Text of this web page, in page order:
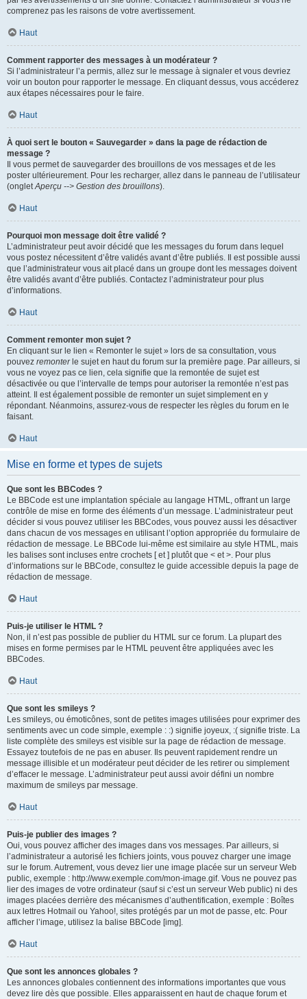
comprenez pas les raisons de votre avertissement.
Haut
Comment rapporter des messages à un modérateur ?
Si l’administrateur l’a permis, allez sur le message à signaler et vous devriez
voir un bouton pour rapporter le message. En cliquant dessus, vous accéderez
aux étapes nécessaires pour le faire.
Haut
À quoi sert le bouton « Sauvegarder » dans la page de rédaction de
message ?
Il vous permet de sauvegarder des brouillons de vos messages et de les
poster ultérieurement. Pour les recharger, allez dans le panneau de l’utilisateur
(ongletAperçu --> Gestion des brouillons).
Haut
Pourquoi mon message doit être validé ?
L’administrateur peut avoir décidé que les messages du forum dans lequel
vous postez nécessitent d’être validés avant d’être publiés. Il est possible aussi
que l’administrateur vous ait placé dans un groupe dont les messages doivent
être validés avant d’être publiés. Contactez l’administrateur pour plus
d’informations.
Haut
Comment remonter mon sujet ?
En cliquant sur le lien « Remonter le sujet » lors de sa consultation, vous
pouvez remonterle sujet en haut du forum sur la première page. Par ailleurs, si
vous ne voyez pas ce lien, cela signifie que la remontée de sujet est
désactivée ou que l’intervalle de temps pour autoriser la remontée n’est pas
atteint. Il est également possible de remonter un sujet simplement en y
répondant. Néanmoins, assurez-vous de respecter les règles du forum en le
faisant.
Haut
Mise en forme et types de sujets
Que sont les BBCodes ?
Le BBCode est une implantation spéciale au langage HTML, offrant un large
contrôle de mise en forme des éléments d’un message. L’administrateur peut
décider si vous pouvez utiliser les BBCodes, vous pouvez aussi les désactiver
dans chacun de vos messages en utilisant l’option appropriée du formulaire de
rédaction de message. Le BBCode lui-même est similaire au style HTML, mais
les balises sont incluses entre crochets [ et ] plutôt que < et >. Pour plus
d’informations sur le BBCode, consultez le guide accessible depuis la page de
rédaction de message.
Haut
Puis-je utiliser le HTML ?
Non, il n’est pas possible de publier du HTML sur ce forum. La plupart des
mises en forme permises par le HTML peuvent être appliquées avec les
BBCodes.
Haut
Que sont les smileys ?
Les smileys, ou émoticônes, sont de petites images utilisées pour exprimer des
sentiments avec un code simple, exemple : :) signifie joyeux, :( signifie triste. La
liste complète des smileys est visible sur la page de rédaction de message.
Essayez toutefois de ne pas en abuser. Ils peuvent rapidement rendre un
message illisible et un modérateur peut décider de les retirer ou simplement
d’effacer le message. L’administrateur peut aussi avoir défini un nombre
maximum de smileys par message.
Haut
Puis-je publier des images ?
Oui, vous pouvez afficher des images dans vos messages. Par ailleurs, si
l’administrateur a autorisé les fichiers joints, vous pouvez charger une image
sur le forum. Autrement, vous devez lier une image placée sur un serveur Web
public, exemple : http://www.exemple.com/mon-image.gif. Vous ne pouvez pas
lier des images de votre ordinateur (sauf si c’est un serveur Web public) ni des
images placées derrière des mécanismes d’authentification, exemple : Boîtes
aux lettres Hotmail ou Yahoo!, sites protégés par un mot de passe, etc. Pour
afficher l’image, utilisez la balise BBCode [img].
Haut
Que sont les annonces globales ?
Les annonces globales contiennent des informations importantes que vous
devez lire dès que possible. Elles apparaissent en haut de chaque forum et